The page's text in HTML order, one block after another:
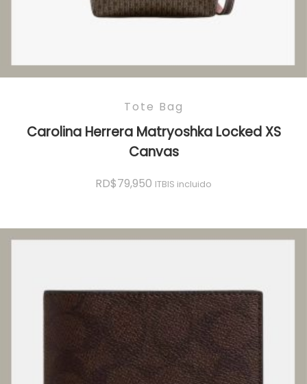
Tote Bag
Carolina Herrera Matryoshka Locked XS
Canvas
RD$79,950 ITBIS incluido